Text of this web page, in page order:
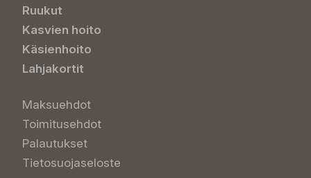
Ruukut
Kasvien hoito
Käsienhoito
Lahjakortit
Maksuehdot
Toimitusehdot
Palautukset
Tietosuojaseloste